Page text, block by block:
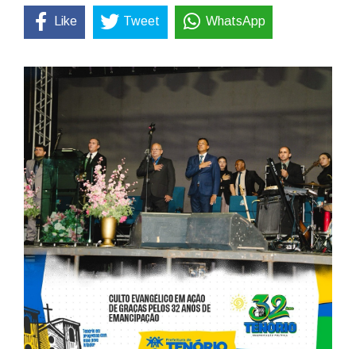
Like Tweet WhatsApp